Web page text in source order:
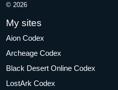
© 2026
My sites
Aion Codex
Archeage Codex
Black Desert Online Codex
LostArk Codex